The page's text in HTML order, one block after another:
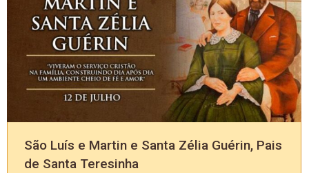
São Luís e Martin e Santa Zélia Guérin, Pais
de Santa Teresinha